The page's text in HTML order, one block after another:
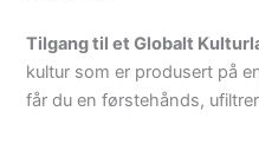
Tilgang til et Globalt
kultur som er produsert på
får du en førstehånds,